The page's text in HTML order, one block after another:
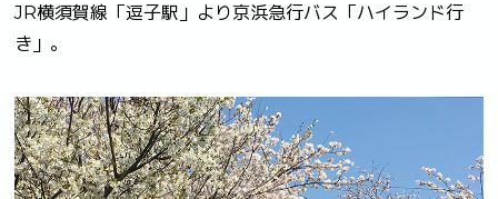
JR横須賀線「逗子駅」より京浜急行バス「ハイランド行
き」。